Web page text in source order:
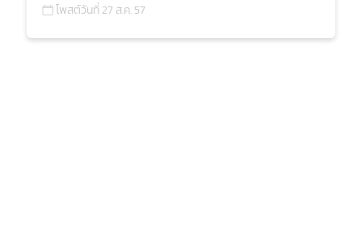
โพสต์วันที่ 27 ส.ค. 57